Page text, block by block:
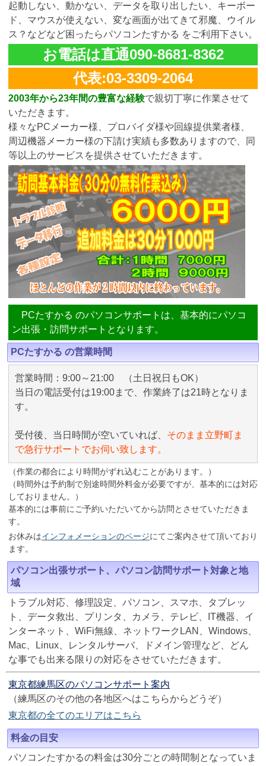
起動しない、動かない、データを取り出したい、キーボー
ド、マウスが使えない、変な画面が出てきて邪魔、ウイル
ス？などなど困ったらパソコンたすかる をご利用下さい。
お電話は直通090-8681-8362
代表:03-3309-2064
2003年から23年間の豊富な経験で親切丁寧に作業させて
いただきます。
様々なPCメーカー様、プロバイダ様や回線提供業者様、
周辺機器メーカー様の下請け実績も多数ありますので、同
等以上のサービスを提供させていただきます。
PCたすかる のパソコンサポートは、基本的にパソコ
ン出張・訪問サポートとなります。
PCたすかる の営業時間
営業時間：9:00～21:00 （土日祝日もOK）
当日の電話受付は19:00まで、作業終了は21時となりま
す。
受付後、当日時間が空いていれば、 そのまま立野町ま
で急行サポートでお伺い致します。
（作業の都合により時間がずれ込むことがあります。）
（時間外は予約制で別途時間外料金が必要ですが、基本的には対応
しておりません。）
基本的には事前にご予約いただいてから訪問とさせていただきま
す。
お休みはインフォメーションのページにてご案内させて頂いており
ます。
パソコン出張サポート、パソコン訪問サポート対象と地
域
トラブル対応、修理設定、パソコン、スマホ、タブレッ
ト、データ救出、プリンタ、カメラ、テレビ、IT機器、イ
ンターネット、WiFi無線、ネットワークLAN、Windows、
Mac、Linux、レンタルサーバ、ドメイン管理など、どん
な事でも出来る限りの対応をさせていただきます。
東京都練馬区のパソコンサポート案内
（練馬区のその他の各地区へはこちらからどうぞ）
東京都の全てのエリアはこちら
料金の目安
パソコンたすかるの料金は30分ごとの時間制となっていま